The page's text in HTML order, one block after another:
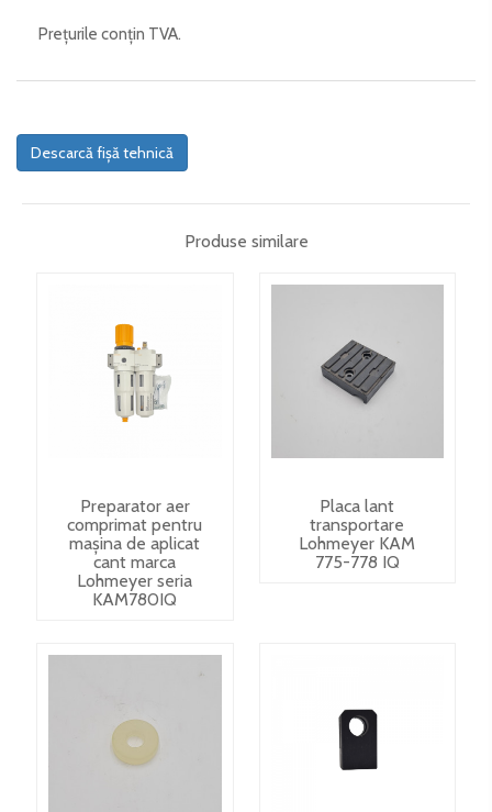
Prețurile conțin TVA.
Descarcă fișă tehnică
Produse similare
Preparator aer
comprimat pentru
mașina de aplicat
cant marca
Lohmeyer seria
KAM780IQ
Placa lant
transportare
Lohmeyer KAM
775-778 IQ